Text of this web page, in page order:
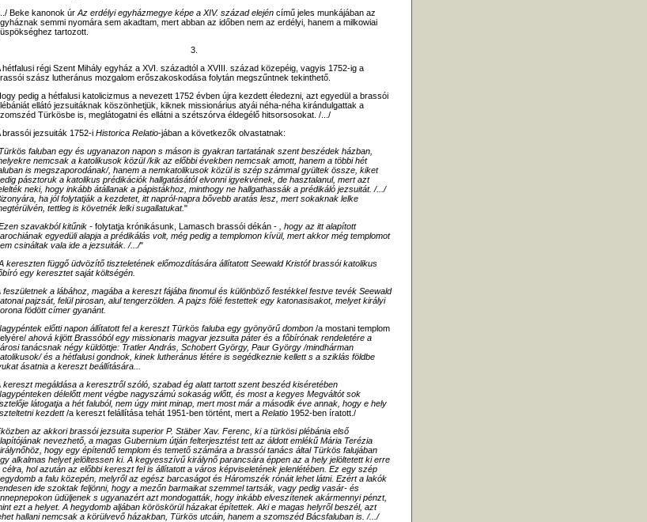
Beke kanonok úr Az erdélyi egyházmegye képe a XIV. század elején című jeles munkájában az
semmi nyomára sem akadtam, mert abban az időben nem az erdélyi, hanem a milkowiai
tartozott.
3.
hétfalusi régi Szent Mihály egyház a XVI. századtól a XVIII. század közepéig, vagyis 1752-ig a
szász lutheránus mozgalom erőszakoskodása folytán megszűntnek tekinthető.
pedig a hétfalusi katolicizmus a nevezett 1752 évben újra kezdett éledezni, azt egyedül a brassói
ellátó jezsuitáknak köszönhetjük, kiknek missionárius atyái néha-néha kirándulgattak a
Türkösbe is, meglátogatni és ellátni a szétszórva éldegélő hitsorsosokat. /.../
brassói jezsuiták 1752-i Historica Relatio-jában a következők olvastatnak:
Türkös faluban egy és ugyanazon napon s máson is gyakran tartatának szent beszédek házban,
nemcsak a katolikusok közül /kik az előbbi években nemcsak amott, hanem a többi hét
is megszaporodának/, hanem a nemkatolikusok közül is szép számmal gyültek össze, kiket
pásztoruk a katolikus prédikációk hallgatásától elvonni igyekvének, de hasztalanul, mert azt
neki, hogy inkább átállanak a pápistákhoz, minthogy ne hallgathassák a prédikáló jezsuitát. /.../
ha jól folytatják a kezdetet, itt napról-napra bővebb aratás lesz, mert sokaknak lelke
vén, tettleg is követnék lelki sugallatukat."
szavakból kitűnik - folytatja krónikásunk, Lamasch brassói dékán -
, hogy az itt alapított
egyedüli alapja a prédikálás volt, még pedig a templomon kívül, mert akkor még templomot
csináltak vala ide a jezsuiták. /.../"
kereszten függő üdvözítő tiszteletének előmozdítására állítatott Seewald Kristóf brassói katolikus
egy keresztet saját költségén.
feszületnek a lábához, magába a kereszt fájába finomul és különböző festékkel festve tevék Seewald
pajzsát, felül pirosan, alul tengerzölden. A pajzs fölé festettek egy katonasisakot, melyet királyi
födött címer gyanánt.
előtti napon állítatott fel a kereszt Türkös faluba egy gyönyörű dombon /a mostani templom
ahová kijött Brassóból egy missionaris magyar jezsuita páter és a főbírónak rendeletére a
tanácsnak négy küldöttje: Tratler András, Schobert György, Paur György /mindhárman
és a hétfalusi gondnok, kinek lutheránus létére is segédkeznie kellett s a sziklás földbe
ásatnia a kereszt beállítására...
kereszt megáldása a keresztről szóló, szabad ég alatt tartott szent beszéd kiséretében
délelőtt ment végbe nagyszámú sokaság wlőtt, és most a kegyes Megváltót sok
látogatja a hét faluból, nem úgy mint minap, mert most már a második éve annak, hogy e hely
kezdett/a kereszt felállítása tehát 1951-ben történt, mert a Relatio 1952-ben íratott./
az akkori brassói jezsuita superior P. Stäber Xav. Ferenc, ki a türkösi plébánia első
nevezhető, a magas Gubernium útján felterjesztést tett az áldott emlékű Mária Terézia
hogy egy építendő templom és temető számára a brassói tanács által Türkös falujában
alkalmas helyet jelöltessen ki. A kegyesszívű királynő parancsára éppen az a hely jelöltetett ki erre
célra, hol azután az előbbi kereszt fel is állítatott a város képviseletének jelenlétében. Ez egy szép
a falu közepén, melyről az egész barcaságot és Háromszék rónáit lehet látni. Ezért a lakók
ide szoktak feljönni, hogy a mezőn barmaikat szemmel tartsák, vagy pedig vasár- és
üdüljenek s ugyanazért azt mondogatták, hogy inkább elveszítenek akármennyi pénzt,
ezt a helyet. A hegydomb aljában köröskörül házakat építettek. Aki e magas helyről beszél, azt
hallani nemcsak a körülvevő házakban, Türkös utcáin, hanem a szomszéd Bácsfaluban is. /.../